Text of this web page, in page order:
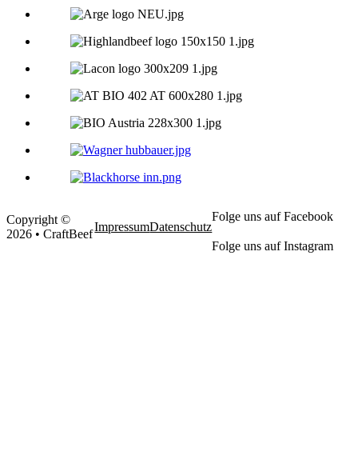
Copyright ©
2026 • CraftBeef
ImpressumDatenschutz
Folge uns auf Facebook
Folge uns auf Instagram